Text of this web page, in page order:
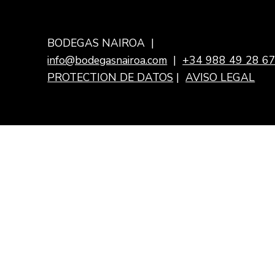
BODEGAS NAIROA |
info@bodegasnairoa.com | +34 988 49 28 67
PROTECTION DE DATOS |AVISO LEGAL